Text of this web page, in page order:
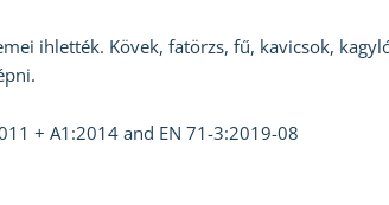
ihlették. Kövek, fatörzs, fű, kavicsok,
+ A1:2014 and EN 71-3:2019-08